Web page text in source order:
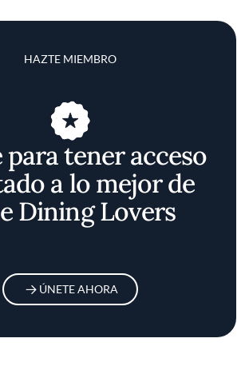
HAZTE MIEMBRO
para tener acceso
a lo mejor de
Dining Lovers
ÚNETE AHORA